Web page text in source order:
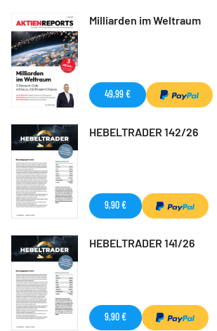
Milliarden im Weltraum
49,99 €
HEBELTRADER 142/26
9,90 €
HEBELTRADER 141/26
9,90 €